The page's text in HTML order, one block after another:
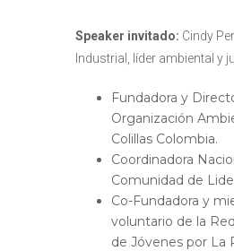
Speaker invitado: Cindy
Industrial, líder ambiental y
Fundadora y
Organización
Colillas Colombia.
Coordinadora
Comunidad de
Co-Fundadora y
voluntario de la
de Jóvenes por La